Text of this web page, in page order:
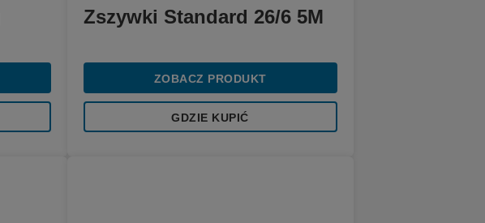
Zszywki Standard 26/6 5M
ZOBACZ PRODUKT
GDZIE KUPIĆ